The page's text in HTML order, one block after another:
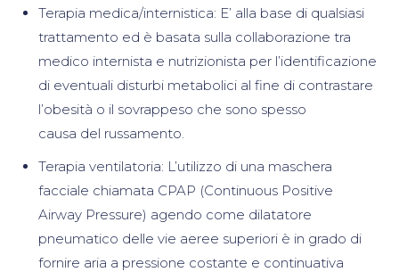
Terapia medica/internistica: E’ alla base di qualsiasi
trattamento ed è basata sulla collaborazione tra
medico internista e nutrizionista per l’identificazione
di eventuali disturbi metabolici al fine di contrastare
l’obesità o il sovrappeso che sono spesso
causa del russamento.
Terapia ventilatoria: L’utilizzo di una maschera
facciale chiamata CPAP (Continuous Positive
Airway Pressure) agendo come dilatatore
pneumatico delle vie aeree superiori è in grado di
fornire aria a pressione costante e continuativa